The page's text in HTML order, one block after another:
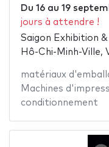
Du 16au 19
jours à attendre !
Saigon Exhibition
Hô-Chi-Minh-Ville,
matériaux
Machines
conditionnement